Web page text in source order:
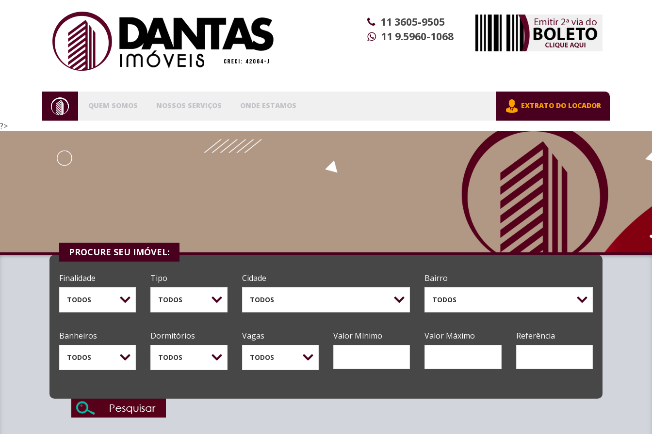
11 3605-9505
11 9.5960-1068
QUEM SOMOS NOSSOS SERVIÇOS ONDE ESTAMOS EXTRATO DO LOCADOR
?>
PROCURE SEU IMÓVEL:
Finalidade
TODOS
Tipo
TODOS
Cidade
TODOS
Bairro
TODOS
Banheiros
TODOS
Dormitórios
TODOS
Vagas
TODOS
Valor Mínimo Valor Máximo Referência